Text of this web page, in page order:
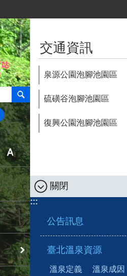
交通資訊
泉源公園泡腳池園區
硫磺谷泡腳池園區
復興公園泡腳池園區
關閉
:::
公告訊息
臺北溫泉資源
溫泉定義 溫泉成因